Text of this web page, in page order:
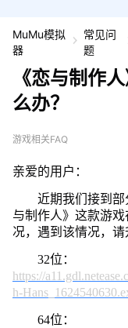
MuMu模拟
器
常见问
题
《恋与制作
么办？
游戏相关FAQ
亲爱的用户：
近期我们接到部
与制作人》这款游
况，遇到该情况，请
32位：
https://
h-
64位：